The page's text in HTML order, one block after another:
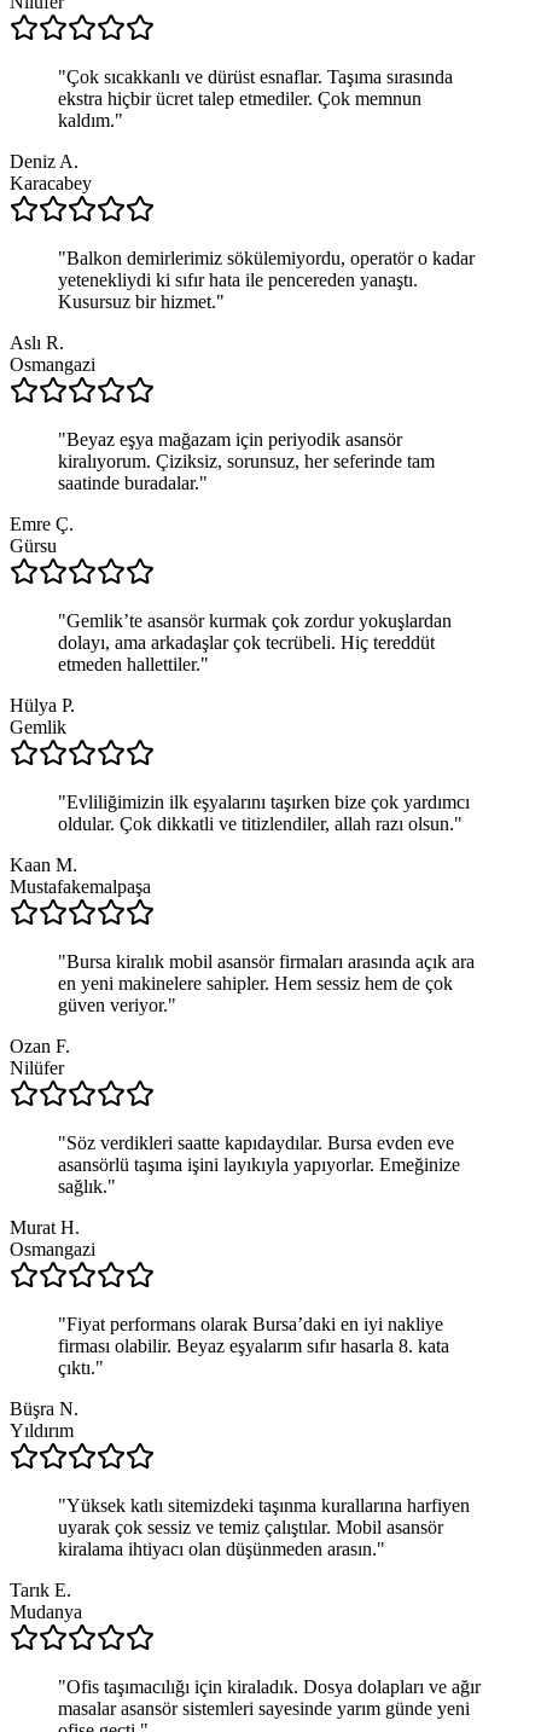
"Çok sıcakkanlı ve dürüst esnaflar. Taşıma sırasında
ekstra hiçbir ücret talep etmediler. Çok memnun
kaldım."
Deniz A.
Karacabey
"Balkon demirlerimiz sökülemiyordu, operatör o kadar
yetenekliydi ki sıfır hata ile pencereden yanaştı.
Kusursuz bir hizmet."
Aslı R.
Osmangazi
"Beyaz eşya mağazam için periyodik asansör
kiralıyorum. Çiziksiz, sorunsuz, her seferinde tam
saatinde buradalar."
Emre Ç.
Gürsu
"Gemlik’te asansör kurmak çok zordur yokuşlardan
dolayı, ama arkadaşlar çok tecrübeli. Hiç tereddüt
etmeden hallettiler."
Hülya P.
Gemlik
"Evliliğimizin ilk eşyalarını taşırken bize çok yardımcı
oldular. Çok dikkatli ve titizlendiler, allah razı olsun."
Kaan M.
Mustafakemalpaşa
"Bursa kiralık mobil asansör firmaları arasında açık ara
en yeni makinelere sahipler. Hem sessiz hem de çok
güven veriyor."
Ozan F.
Nilüfer
"Söz verdikleri saatte kapıdaydılar. Bursa evden eve
asansörlü taşıma işini layıkıyla yapıyorlar. Emeğinize
sağlık."
Murat H.
Osmangazi
"Fiyat performans olarak Bursa’daki en iyi nakliye
firması olabilir. Beyaz eşyalarım sıfır hasarla 8. kata
çıktı."
Büşra N.
Yıldırım
"Yüksek katlı sitemizdeki taşınma kurallarına harfiyen
uyarak çok sessiz ve temiz çalıştılar. Mobil asansör
kiralama ihtiyacı olan düşünmeden arasın."
Tarık E.
Mudanya
"Ofis taşımacılığı için kiraladık. Dosya dolapları ve ağır
masalar asansör sistemleri sayesinde yarım günde yeni